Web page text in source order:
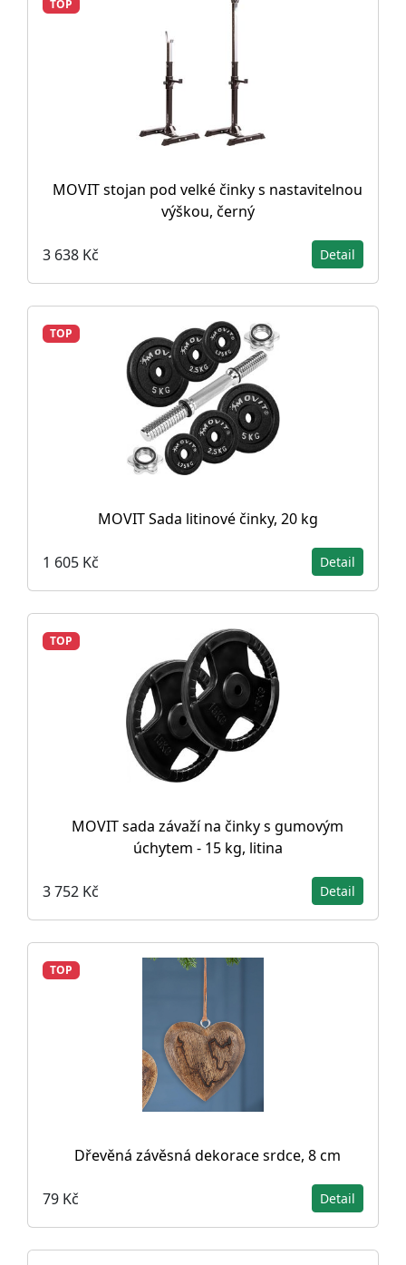
TOP
MOVIT stojan pod velké činky s nastavitelnou
výškou, černý
3 638 Kč Detail
TOP
MOVIT Sada litinové činky, 20 kg
1 605 Kč Detail
TOP
MOVIT sada závaží na činky s gumovým
úchytem - 15 kg, litina
3 752 Kč Detail
TOP
Dřevěná závěsná dekorace srdce, 8 cm
79 Kč Detail